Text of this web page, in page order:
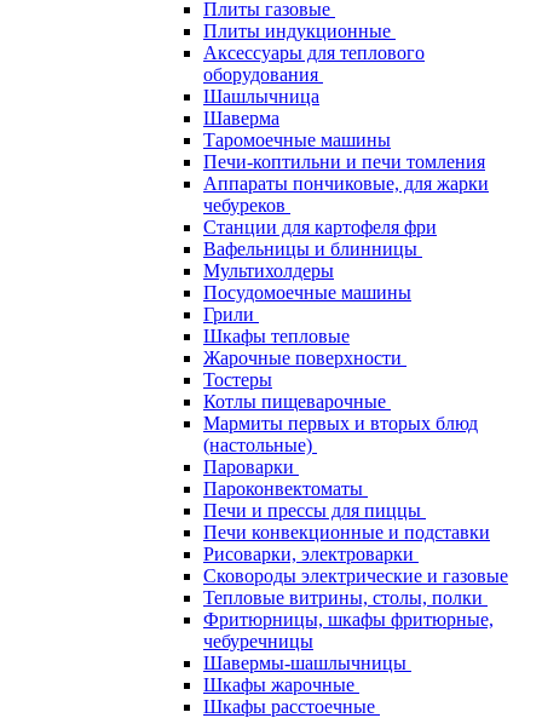
Плиты газовые
Плиты индукционные
Аксессуары для теплового
оборудования
Шашлычница
Шаверма
Таромоечные машины
Печи-коптильни и печи томления
Аппараты пончиковые, для жарки
чебуреков
Станции для картофеля фри
Вафельницы и блинницы
Мультихолдеры
Посудомоечные машины
Грили
Шкафы тепловые
Жарочные поверхности
Тостеры
Котлы пищеварочные
Мармиты первых и вторых блюд
(настольные)
Пароварки
Пароконвектоматы
Печи и прессы для пиццы
Печи конвекционные и подставки
Рисоварки, электроварки
Сковороды электрические и газовые
Тепловые витрины, столы, полки
Фритюрницы, шкафы фритюрные,
чебуречницы
Шавермы-шашлычницы
Шкафы жарочные
Шкафы расстоечные